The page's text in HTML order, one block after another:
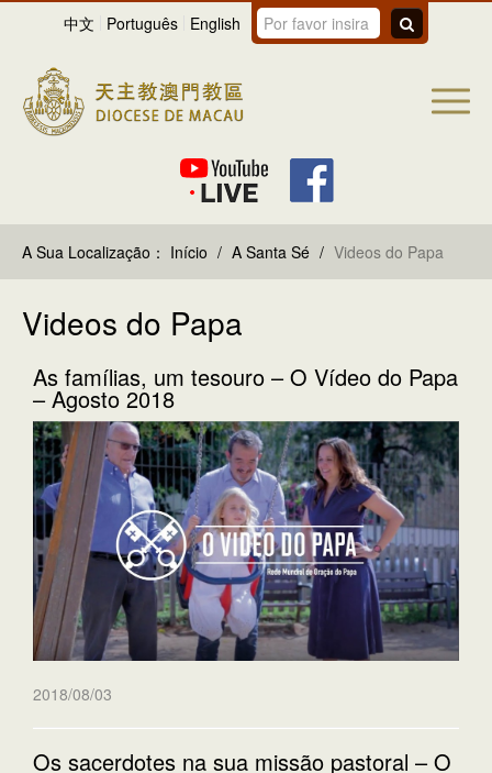
中文 Português English
A Sua Localização： Início / A Santa Sé / Videos do Papa
Videos do Papa
As famílias, um tesouro – O Vídeo do Papa
– Agosto 2018
2018/08/03
Os sacerdotes na sua missão pastoral – O